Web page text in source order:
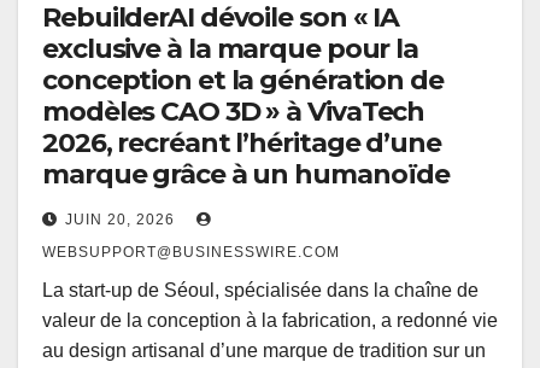
RebuilderAI dévoile son « IA
exclusive à la marque pour la
conception et la génération de
modèles CAO 3D » à VivaTech
2026, recréant l’héritage d’une
marque grâce à un humanoïde
JUIN 20, 2026
WEBSUPPORT@BUSINESSWIRE.COM
La start-up de Séoul, spécialisée dans la chaîne de
valeur de la conception à la fabrication, a redonné vie
au design artisanal d’une marque de tradition sur un